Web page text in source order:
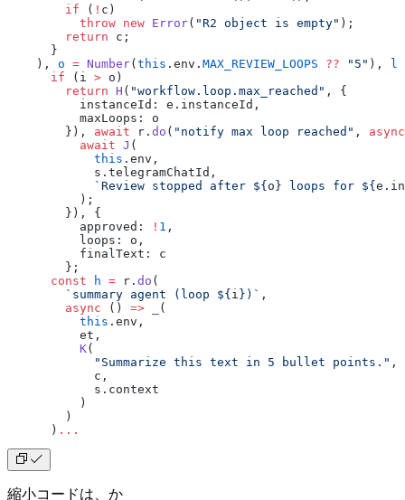
        if
( ! c)
          throw
new Error( "R2 object is empty" );
        return
c;
      }
    ),
o = Number( this .env. MAX_REVIEW_LOOPS ?? "5" ), l
      if
(i > o)
        return
H ( "workflow.loop.max_reached" , {
          instanceId: e.instanceId,
          maxLoops: o
        }),
await r. do ( "notify max loop reached" , async
          await
J (
            this
.env,
            s.telegramChatId,
            `Review stopped after ${
o } loops for ${ e .
          );
        }), {
          approved:
! 1 ,
          loops: o,
          finalText: c
        };
      const
h = r. do (
        `summary agent (loop ${
i })` ,
        async
() =>
(
          this
.env,
          et,
          K
(
            "Summarize this text in 5 bullet points."
,
            c,
            s.context
          )
        )
      )
...
縮小コードは、か